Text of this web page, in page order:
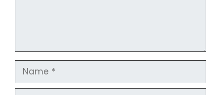
Name